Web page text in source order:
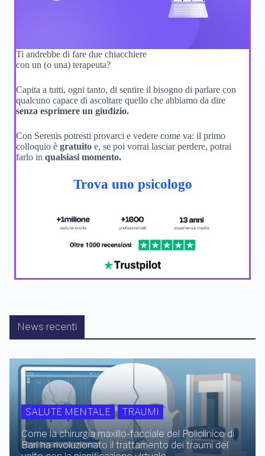
Ti andrebbe di fare due chiacchiere
con un (o una) terapeuta?
Capita a tutti, ogni tanto, di sentire il bisogno di parlare con
qualcuno capace di ascoltare quello che abbiamo da dire
senza esprimere un giudizio.
Con Serenis potresti provarci e vedere come va: il primo
colloquio è gratuito e, se poi vorrai lasciar perdere, potrai
farlo in qualsiasi momento.
Trova uno psicologo
News recenti
SALUTE MENTALE
TRAUMI
Come la chirurgia maxillo-facciale del Policlinico di
Bari ha rivoluzionato il trattamento dei traumi del